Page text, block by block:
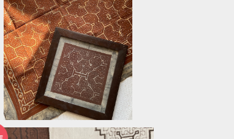
額装21 泥付きの布小型 中古の額
ガラス入り
¥7,000